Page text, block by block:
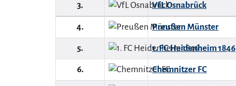
3. VfL Osnabrück
4. Preußen Münster
5. 1. FC Heidenheim 1846
6. Chemnitzer FC